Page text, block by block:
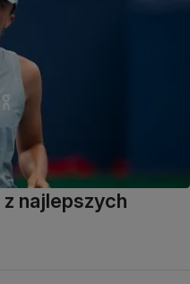
najlepszych